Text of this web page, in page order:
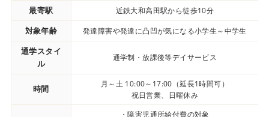
最寄駅 近鉄大和高田駅から徒歩10分
対象年齢 発達障害や発達に凸凹が気になる小学生～中学生
通学スタイ
ル
通学制・放課後等デイサービス
時間
月～土 10:00～17:00（延長1時間可）
祝日営業、日曜休み
・障害児通所給付費の対象